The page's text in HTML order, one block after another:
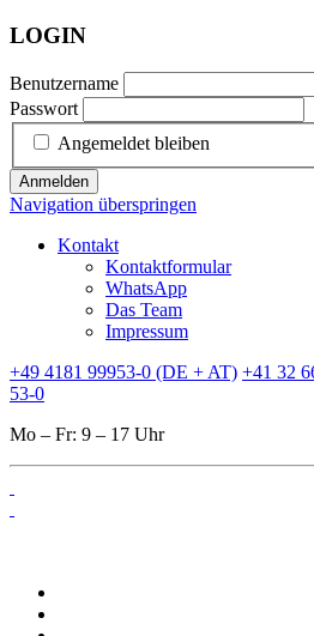
LOGIN
Benutzername
Passwort
Angemeldet bleiben
Anmelden
Navigation überspringen
Kontakt
Kontaktformular
WhatsApp
Das Team
Impressum
+49 4181 99953-0 (DE + AT) +41 32
53-0
Mo – Fr: 9 – 17 Uhr